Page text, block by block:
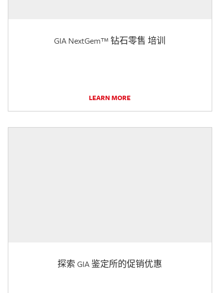
GIA NextGem™ 钻石零售 培训
LEARN MORE
探索 GIA 鉴定所的促销优惠